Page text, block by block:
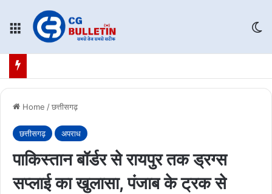
Menu
Home /छत्तीसगढ़
छत्तीसगढ़ अपराध
पाकिस्तान बॉर्डर से रायपुर तक ड्रग्स
सप्लाई का खुलासा, पंजाब के ट्रक से